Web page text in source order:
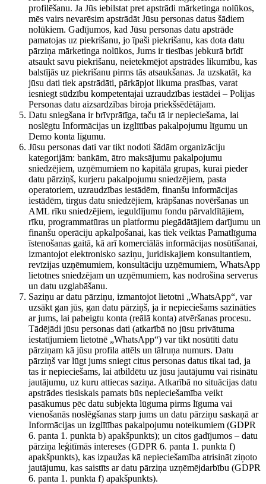
profilēšanu. Ja Jūs iebilstat pret apstrādi mārketinga nolūkos,
mēs vairs nevarēsim apstrādāt Jūsu personas datus šādiem
nolūkiem. Gadījumos, kad Jūsu personas datu apstrāde
pamatojas uz piekrišanu, jo īpaši piekrišanu, kas dota datu
pārziņa mārketinga nolūkos, Jums ir tiesības jebkurā brīdī
atsaukt savu piekrišanu, neietekmējot apstrādes likumību, kas
balstījās uz piekrišanu pirms tās atsaukšanas. Ja uzskatāt, ka
jūsu dati tiek apstrādāti, pārkāpjot likuma prasības, varat
iesniegt sūdzību kompetentajai uzraudzības iestādei – Polijas
Personas datu aizsardzības biroja priekšsēdētājam.
Datu sniegšana ir brīvprātīga, taču tā ir nepieciešama, lai
noslēgtu Informācijas un izglītības pakalpojumu līgumu un
Demo konta līgumu.
Jūsu personas dati var tikt nodoti šādām organizāciju
kategorijām: bankām, ātro maksājumu pakalpojumu
sniedzējiem, uzņēmumiem no kapitāla grupas, kurai pieder
datu pārziņš, kurjeru pakalpojumu sniedzējiem, pasta
operatoriem, uzraudzības iestādēm, finanšu informācijas
iestādēm, tirgus datu sniedzējiem, krāpšanas novēršanas un
AML rīku sniedzējiem, ieguldījumu fondu pārvaldītājiem,
rīku, programmatūras un platformu piegādātājiem darījumu un
finanšu operāciju apkalpošanai, kas tiek veiktas Pamatlīguma
īstenošanas gaitā, kā arī komerciālās informācijas nosūtīšanai,
izmantojot elektronisko saziņu, juridiskajiem konsultantiem,
revīzijas uzņēmumiem, konsultāciju uzņēmumiem, WhatsApp
lietotnes sniedzējam un uzņēmumiem, kas nodrošina serverus
un datu uzglabāšanu.
Saziņu ar datu pārziņu, izmantojot lietotni „WhatsApp“, var
uzsākt gan jūs, gan datu pārziņš, ja ir nepieciešams sazināties
ar jums, lai pabeigtu konta (reālā konta) atvēršanas procesu.
Tādējādi jūsu personas dati (atkarībā no jūsu privātuma
iestatījumiem lietotnē „WhatsApp“) var tikt nosūtīti datu
pārziņam kā jūsu profila attēls un tālruņa numurs. Datu
pārziņš var lūgt jums sniegt citus personas datus tikai tad, ja
tas ir nepieciešams, lai atbildētu uz jūsu jautājumu vai risinātu
jautājumu, uz kuru attiecas saziņa. Atkarībā no situācijas datu
apstrādes tiesiskais pamats būs nepieciešamība veikt
pasākumus pēc datu subjekta lūguma pirms līguma vai
vienošanās noslēgšanas starp jums un datu pārziņu saskaņā ar
Informācijas un izglītības pakalpojumu noteikumiem (GDPR
6. panta 1. punkta b) apakšpunkts); un citos gadījumos – datu
pārziņa leģitīmās intereses (GDPR 6. panta 1. punkta f)
apakšpunkts), kas izpaužas kā nepieciešamība atrisināt ziņoto
jautājumu, kas saistīts ar datu pārziņa uzņēmējdarbību (GDPR
6. panta 1. punkta f) apakšpunkts).